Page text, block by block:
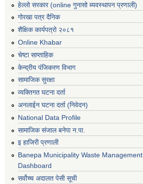
हेल्लो सरकार (online गुनासो ब्यवस्थापन प्रणाली)
गोरखा पत्र दैनिक
शैक्षिक कार्यपत्रो २०८१
Online Khabar
चेष्टा साप्ताहिक
केन्द्रीय पंजिकरण विभाग
सामाजिक सुरक्षा
व्यक्तिगत घटना दर्ता
अनलाईन घटना दर्ता (निवेदन)
National Data Profile
सामाजिक संजाल बनेपा न.पा.
इ हाजिरी प्रणाली
Banepa Municipality Waste Management
Dashboard
सर्वोच्च अदालत पेसी सूची